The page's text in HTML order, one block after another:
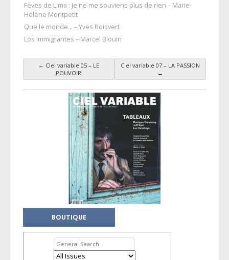
Fèves de Lima : Je ne me souviens plus de rien – Marie-
Hélène Montpetit
Que le monde… – Yves Boisvert
Los Immigrantes – Marcel Blouin
Post navigation
← Ciel variable 05 – LE
POUVOIR
Ciel variable 07 – LA PASSION
→
BOUTIQUE